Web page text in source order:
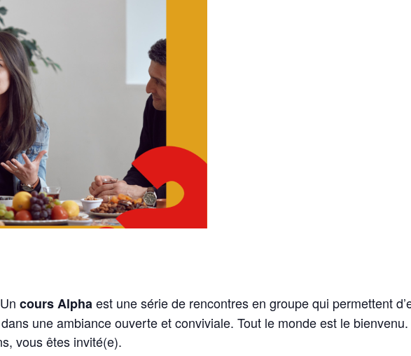
cours Alphaest une série de rencontres en groupe qui permettent
une ambiance ouverte et conviviale. Tout le monde est le
vous êtes invité(e).